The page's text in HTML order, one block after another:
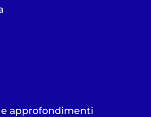
approfondimenti